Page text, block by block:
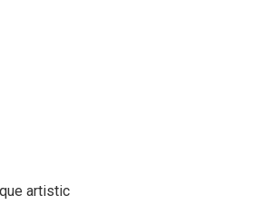
artistic